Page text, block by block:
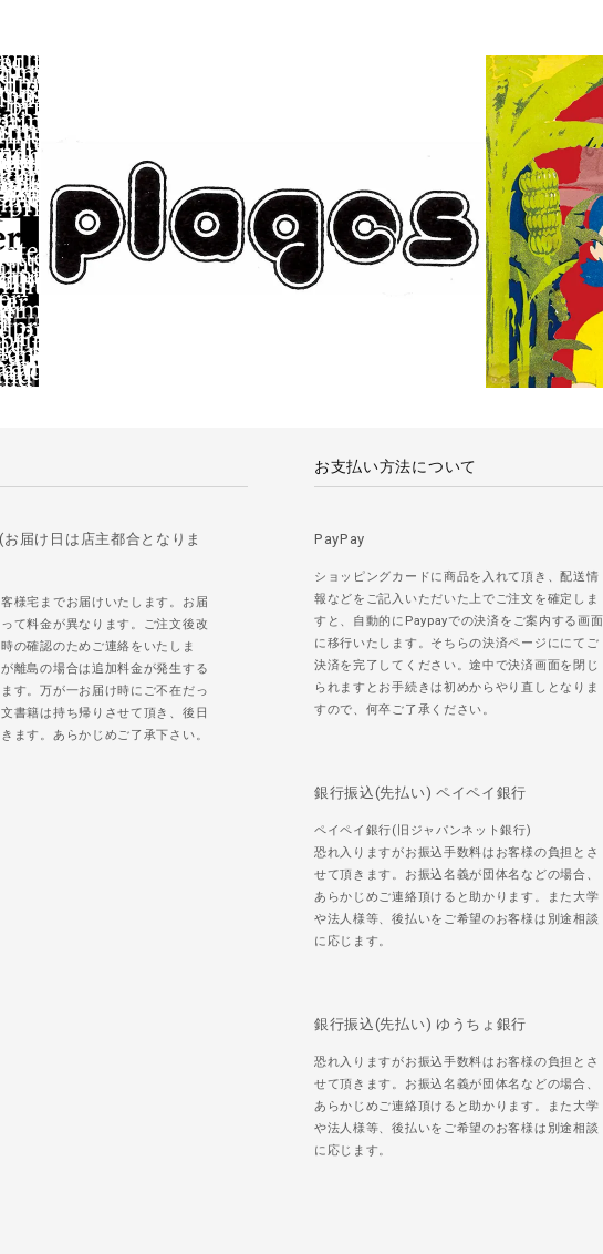
届け日は店主都合となりま
様宅までお届けいたします。お届
て料金が異なります。ご注文後改
の確認のためご連絡をいたしま
離島の場合は追加料金が発生する
す。万が一お届け時にご不在だっ
書籍は持ち帰りさせて頂き、後日
ます。あらかじめご了承下さい。
お支払い方法について
PayPay
ショッピングカードに商品を入れて頂き、配送情
報などをご記入いただいた上でご注文を確定しま
すと、自動的にPaypayでの決済をご案内する画面
に移行いたします。そちらの決済ページににてご
決済を完了してください。途中で決済画面を閉じ
られますとお手続きは初めからやり直しとなりま
すので、何卒ご了承ください。
銀行振込(先払い) ペイペイ銀行
ペイペイ銀行(旧ジャパンネット銀行)
恐れ入りますがお振込手数料はお客様の負担とさ
せて頂きます。お振込名義が団体名などの場合、
あらかじめご連絡頂けると助かります。また大学
や法人様等、後払いをご希望のお客様は別途相談
に応じます。
銀行振込(先払い) ゆうちょ銀行
恐れ入りますがお振込手数料はお客様の負担とさ
せて頂きます。お振込名義が団体名などの場合、
あらかじめご連絡頂けると助かります。また大学
や法人様等、後払いをご希望のお客様は別途相談
に応じます。